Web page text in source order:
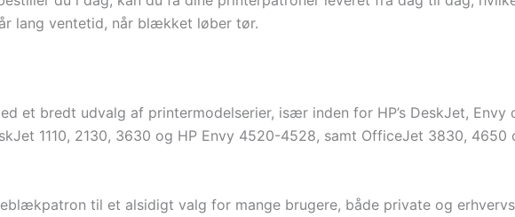
lang ventetid, når blækket løber tør.
et bredt udvalg af printermodelserier, især inden for HP’s DeskJet, Envy
1110, 2130, 3630 og HP Envy 4520-4528, samt OfficeJet 3830, 4650
til et alsidigt valg for mange brugere, både private og